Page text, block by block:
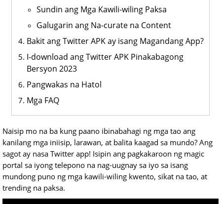
Sundin ang Mga Kawili-wiling Paksa
Galugarin ang Na-curate na Content
Bakit ang Twitter APK ay isang Magandang App?
I-download ang Twitter APK Pinakabagong
Bersyon 2023
Pangwakas na Hatol
Mga FAQ
Naisip mo na ba kung paano ibinabahagi ng mga tao ang
kanilang mga iniisip, larawan, at balita kaagad sa mundo? Ang
sagot ay nasa Twitter app! Isipin ang pagkakaroon ng magic
portal sa iyong telepono na nag-uugnay sa iyo sa isang
mundong puno ng mga kawili-wiling kwento, sikat na tao, at
trending na paksa.